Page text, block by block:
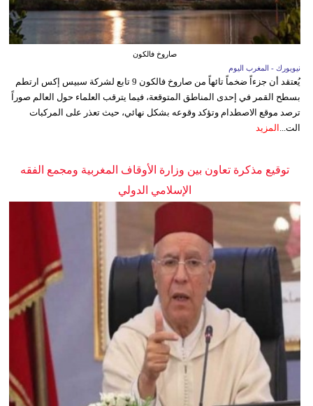
صاروخ فالكون
نيويورك - المغرب اليوم
يُعتقد أن جزءاً ضخماً تائهاً من صاروخ فالكون 9 تابع لشركة سبيس إكس ارتطم
بسطح القمر في إحدى المناطق المتوقعة، فيما يترقب العلماء حول العالم صوراً
ترصد موقع الاصطدام وتؤكد وقوعه بشكل نهائي، حيث تعذر على المركبات
الت... المزيد
توقيع مذكرة تعاون بين وزارة الأوقاف المغربية ومجمع الفقه
الإسلامي الدولي